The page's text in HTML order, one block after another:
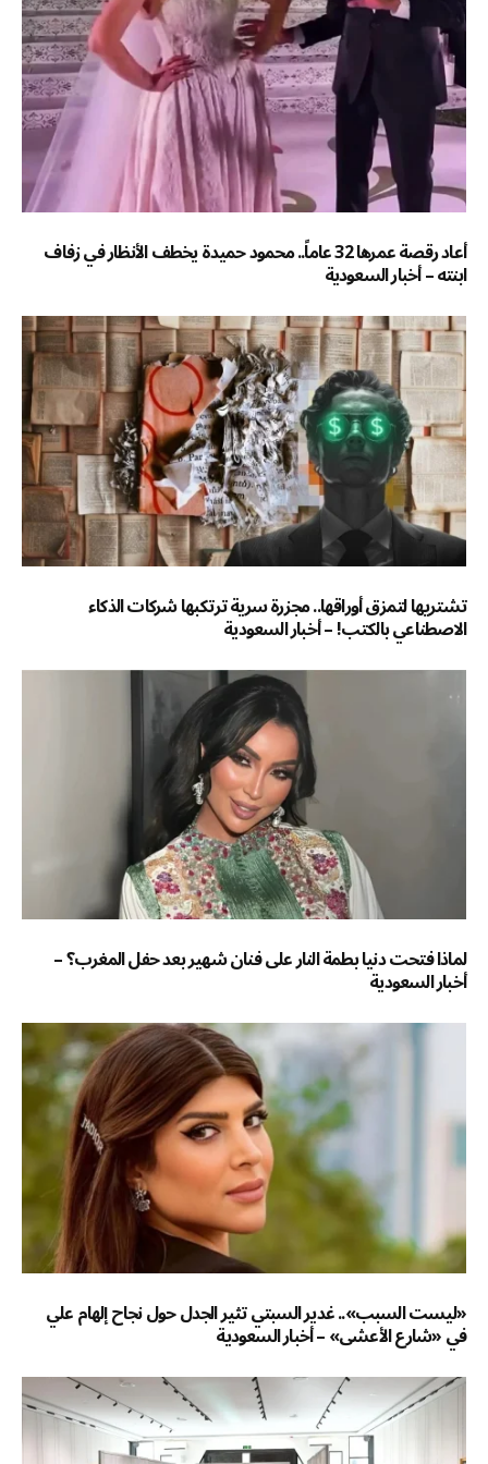
أعاد رقصة عمرها 32 عاماً.. محمود حميدة يخطف الأنظار في زفاف
ابنته – أخبار السعودية
تشتريها لتمزق أوراقها.. مجزرة سرية ترتكبها شركات الذكاء
الاصطناعي بالكتب! – أخبار السعودية
لماذا فتحت دنيا بطمة النار على فنان شهير بعد حفل المغرب؟ –
أخبار السعودية
«ليست السبب».. غدير السبتي تثير الجدل حول نجاح إلهام علي
في «شارع الأعشى» – أخبار السعودية